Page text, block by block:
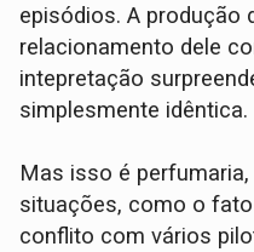
episódios. A produção
relacionamento dele
intepretação
simplesmente idêntica.
Mas isso é
situações, como o
conflito com vários